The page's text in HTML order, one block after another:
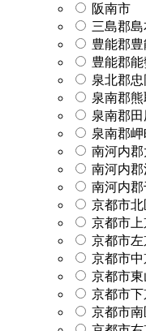
阪南市
三島郡
豊能郡
豊能郡
泉北郡
泉南郡
泉南郡
泉南郡岬
南河内
南河内
南河内
京都市北
京都市上
京都市左
京都市中
京都市東
京都市下
京都市南